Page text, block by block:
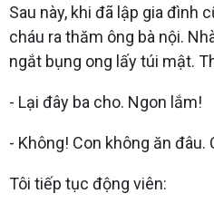
Sau này, khi đã lập gia đình
cháu ra thăm ông bà nội.
ngắt bụng ong lấy túi mật.
- Lại đây ba cho. Ngon lắm!
- Không! Con không ăn đâu.
Tôi tiếp tục động viên: